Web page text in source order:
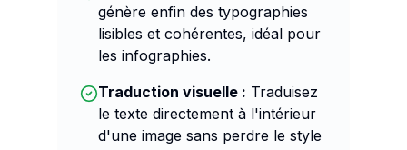
génère enfin des typographies
lisibles et cohérentes, idéal pour
les infographies.
Traduction visuelle : Traduisez
le texte directement à l'intérieur
d'une image sans perdre le style